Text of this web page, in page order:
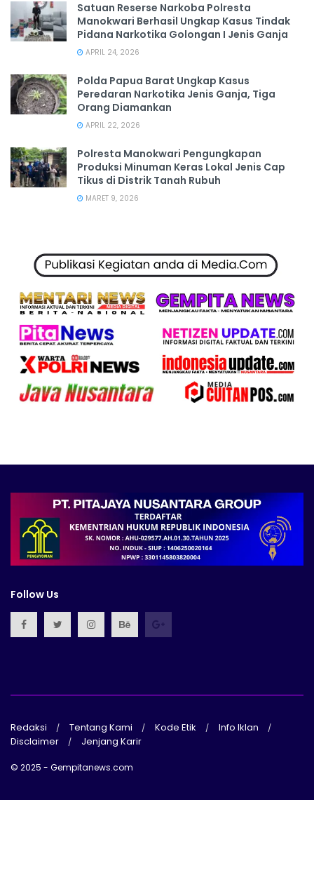
Satuan Reserse Narkoba Polresta
Manokwari Berhasil Ungkap Kasus Tindak
Pidana Narkotika Golongan I Jenis Ganja
APRIL 24, 2026
Polda Papua Barat Ungkap Kasus
Peredaran Narkotika Jenis Ganja, Tiga
Orang Diamankan
APRIL 22, 2026
Polresta Manokwari Pengungkapan
Produksi Minuman Keras Lokal Jenis Cap
Tikus di Distrik Tanah Rubuh
MARET 9, 2026
Follow Us
Redaksi Tentang Kami Kode Etik
Info Iklan
Disclaimer
Jenjang Karir
© 2025 - Gempitanews.com